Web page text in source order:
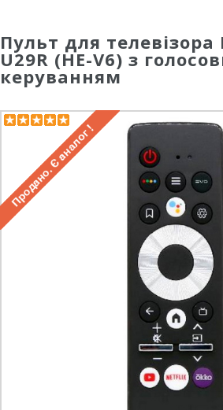
Пульт для телевізора
U29R (HE-V6) з
керуванням